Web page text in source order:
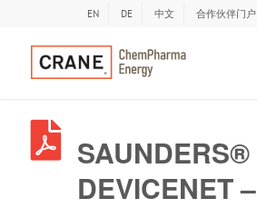
EN DE 中文 合作伙伴门户
SAUNDERS®
DEVICENET